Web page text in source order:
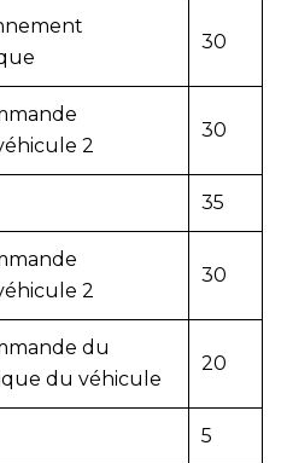
30
2
30
35
2
30
du
du véhicule
20
5